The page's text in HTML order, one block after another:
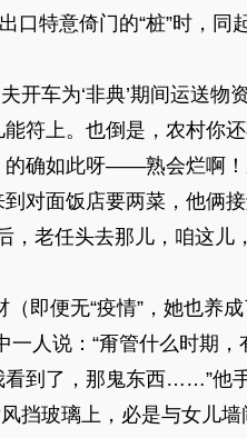
口特意倚门的“桩”时，同
开车为‘非典’期间运送物
符上。也倒是，农村你
的确如此呀——熟会烂啊！
对面饭店要两菜，他俩接
，老任头去那儿，咱这儿
即便无“疫情”，她也养
一人说：“甭管什么时期
到了，那鬼东西……”他
挡玻璃上，必是与女儿